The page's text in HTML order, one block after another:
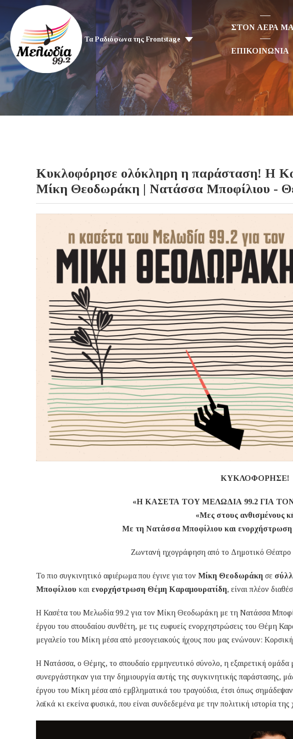
Τα Ραδιόφωνα της Frontstage
ΣΤΟΝ ΑΕΡΑ
ΕΠΙΚΟΙΝΩΝΙΑ
Κυκλοφόρησε ολόκληρη η παράσταση!​​​​​​​ Η
Μίκη Θεοδωράκη | Νατάσσα Μποφίλιου -
ΚΥΚΛΟΦΟΡΗΣΕ!
«Η ΚΑΣΕΤΑ ΤΟΥ ΜΕΛΩΔΙΑ 99.2 ΓΙΑ
«Μες στους ανθισμένους
Με τη Νατάσσα Μποφίλιου και
Ζωντανή ηχογράφηση από το Δημοτικό Θέατρο
Το πιο συγκινητικό αφιέρωμα που έγινε για τον Μίκη Θεοδωράκη σε
Μποφίλιου και ενορχήστρωση Θέμη Καραμουρατίδη, είναι πλέον
Η Κασέτα του Μελωδία 99.2 για τον Μίκη Θεοδωράκη με τη Νατάσσα
έργου του σπουδαίου συνθέτη, με τις ευφυείς ενορχηστρώσεις του Θέμη
μεγαλείο του Μίκη μέσα από μεσογειακούς ήχους που μας ενώνουν:
Η Νατάσσα, ο Θέμης, το σπουδαίο ερμηνευτικό σύνολο, η εξαιρετική
συνεργάστηκαν για την δημιουργία αυτής της συγκινητικής παράστασης,
έργου του Μίκη μέσα από εμβληματικά του τραγούδια, έτσι όπως
λαϊκά κι εκείνα φυσικά, που είναι συνδεδεμένα με την πολιτική ιστορία της